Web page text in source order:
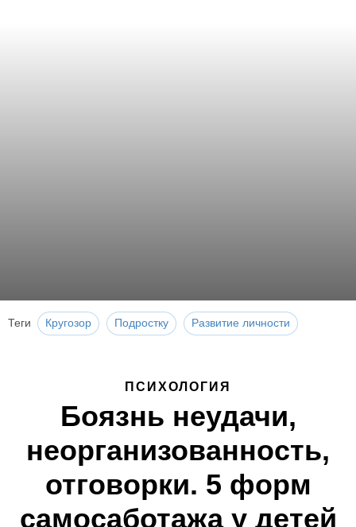
Теги Кругозор Подростку Развитие личности
ПСИХОЛОГИЯ
Боязнь неудачи,
неорганизованность,
отговорки. 5 форм
самосаботажа у детей